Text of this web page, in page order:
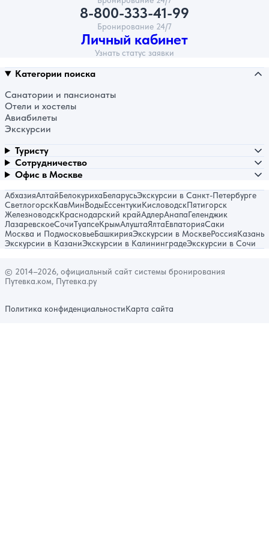
8-800-333-41-99
Бронирование 24/7
Личный кабинет
Узнать статус заявки
Категории поиска
Санатории и пансионаты
Отели и хостелы
Авиабилеты
Экскурсии
Туристу
Сотрудничество
Офис в Москве
АбхазияАлтайБелокурихаБеларусьЭкскурсии в Санкт-Петербурге
СветлогорскКавМинВодыЕссентукиКисловодскПятигорск
ЖелезноводскКраснодарский крайАдлерАнапаГеленджик
ЛазаревскоеСочиТуапсеКрымАлуштаЯлтаЕвпаторияСаки
Москва и ПодмосковьеБашкирияЭкскурсии в МосквеРоссияКазань
Экскурсии в КазаниЭкскурсии в КалининградеЭкскурсии в Сочи
© 2014–2026, официальный сайт системы бронирования
Путевка.ком, Путевка.ру
Политика конфиденциальностиКарта сайта